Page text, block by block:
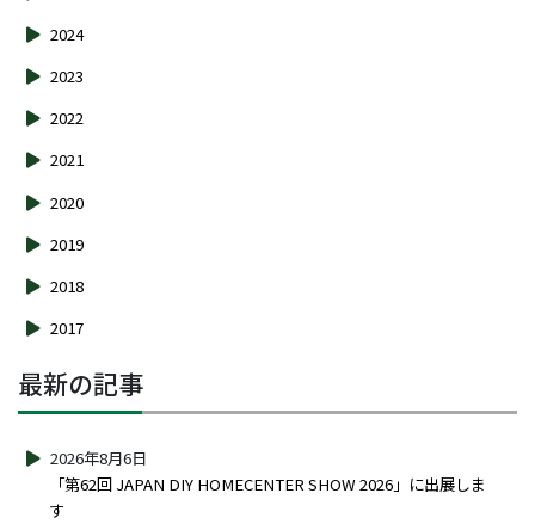
2024
2023
2022
2021
2020
2019
2018
2017
最新の記事
「第62回 JAPAN DIY HOMECENTER SHOW 2026」に出展しま
す
2026年8月6日